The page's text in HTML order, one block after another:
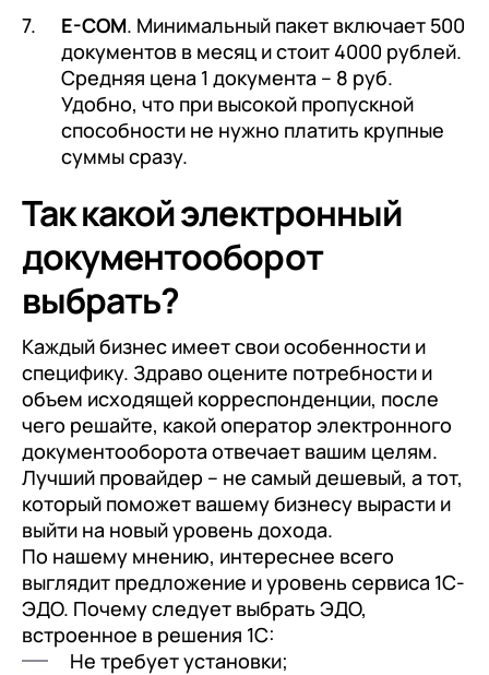
E-COM. Минимальный пакет включает 500
документов в месяц и стоит 4000 рублей.
Средняя цена 1 документа – 8 руб.
Удобно, что при высокой пропускной
способности не нужно платить крупные
суммы сразу.
Так какой электронный
документооборот
выбрать?
Каждый бизнес имеет свои особенности и
специфику. Здраво оцените потребности и
объем исходящей корреспонденции, после
чего решайте, какой оператор электронного
документооборота отвечает вашим целям.
Лучший провайдер – не самый дешевый, а тот,
который поможет вашему бизнесу вырасти и
выйти на новый уровень дохода.
По нашему мнению, интереснее всего
выглядит предложение и уровень сервиса 1С-
ЭДО. Почему следует выбрать ЭДО,
встроенное в решения 1С:
Не требует установки;